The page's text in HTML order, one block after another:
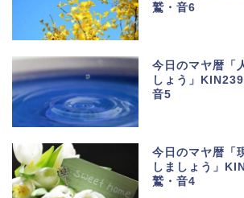
鷲・音6
今日のマヤ暦「
しょう」
音5
今日のマヤ暦「
しましょう」
鷲・音4